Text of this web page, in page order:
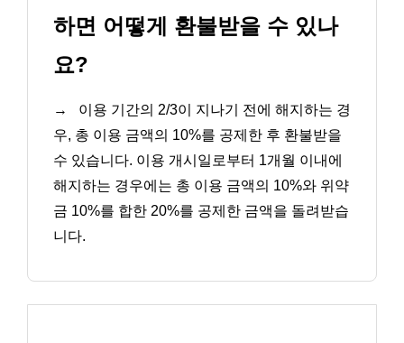
하면 어떻게 환불받을 수 있나
요?
→
이용 기간의 2/3이 지나기 전에 해지하는 경
우, 총 이용 금액의 10%를 공제한 후 환불받을
수 있습니다. 이용 개시일로부터 1개월 이내에
해지하는 경우에는 총 이용 금액의 10%와 위약
금 10%를 합한 20%를 공제한 금액을 돌려받습
니다.